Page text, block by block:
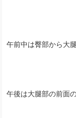
午前中は臀部から大
午後は大腿部の前面